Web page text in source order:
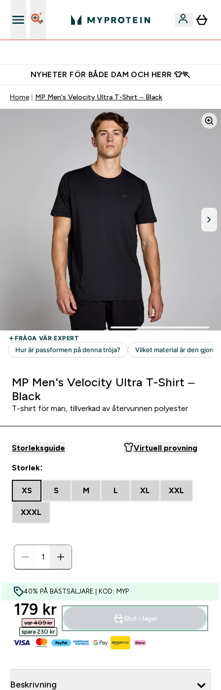
NYHETER FÖR BÅDE DAM OCH HERR 👕🏃
Home MP Men's Velocity Ultra T-Shirt – Black
MP Men's Velocity Ultra T-Shirt –
Black
T-shirt för män, tillverkad av återvunnen polyester
Storleksguide Virtuell provning
Storlek:
XS S M L XL XXL
XXXL
40% PÅ BÄSTSÄLJARE | KOD: MYP
discounted price
179 kr‎
var 409 kr‎
spara 230 kr‎
Slut i lager
Beskrivning